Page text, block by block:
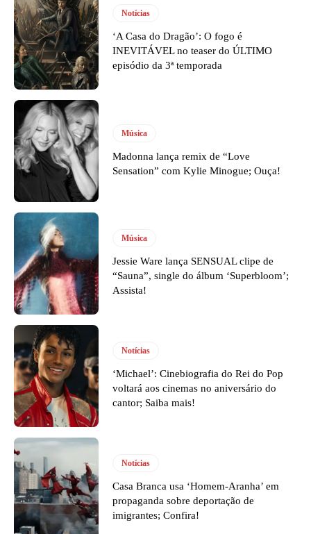
Notícias
‘A Casa do Dragão’: O fogo é
INEVITÁVEL no teaser do ÚLTIMO
episódio da 3ª temporada
Música
Madonna lança remix de “Love
Sensation” com Kylie Minogue; Ouça!
Música
Jessie Ware lança SENSUAL clipe de
“Sauna”, single do álbum ‘Superbloom’;
Assista!
Notícias
‘Michael’: Cinebiografia do Rei do Pop
voltará aos cinemas no aniversário do
cantor; Saiba mais!
Notícias
Casa Branca usa ‘Homem-Aranha’ em
propaganda sobre deportação de
imigrantes; Confira!